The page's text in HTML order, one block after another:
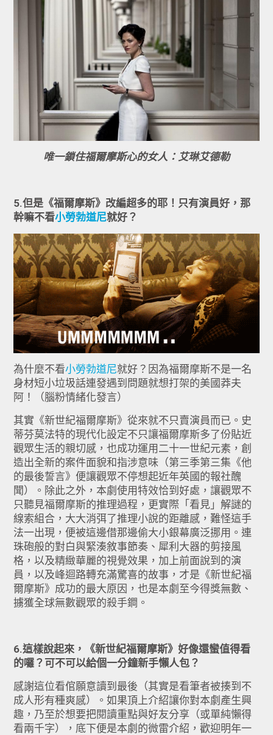
唯一鎖住福爾摩斯心的女人：艾琳艾德勒
5.但是《福爾摩斯》改編超多的耶！只有演員好，那
幹嘛不看小勞勃道尼就好？
為什麼不看小勞勃道尼就好？因為福爾摩斯不是一名
身材短小垃圾話連發遇到問題就想打架的美國莽夫
阿！（腦粉情緒化發言）
其實《新世紀福爾摩斯》從來就不只賣演員而已。史
蒂芬莫法特的現代化設定不只讓福爾摩斯多了份貼近
觀眾生活的親切感，也成功運用二十一世紀元素，創
造出全新的案件面貌和指涉意味（第三季第三集《他
的最後誓言》便讓觀眾不停想起近年英國的報社醜
聞）。除此之外，本劇使用特效恰到好處，讓觀眾不
只聽見福爾摩斯的推理過程，更實際「看見」解謎的
線索組合，大大消弭了推理小說的距離感，難怪這手
法一出現，便被這邊借那邊偷大小銀幕廣泛挪用。連
珠砲般的對白與緊湊敘事節奏、犀利大器的剪接風
格，以及精緻華麗的視覺效果，加上前面說到的演
員，以及峰迴路轉充滿驚喜的故事，才是《新世紀福
爾摩斯》成功的最大原因，也是本劇至今得獎無數、
擄獲全球無數觀眾的殺手鐧。
6.這樣說起來，《新世紀福爾摩斯》好像還蠻值得看
的囉？可不可以給個一分鐘新手懶人包？
感謝這位看倌願意讀到最後（其實是看筆者被揍到不
成人形有種爽感）。如果頂上介紹讓你對本劇產生興
趣，乃至於想要把閱讀重點與好友分享（或單純懶得
看兩千字），底下便是本劇的微雷介紹，歡迎明年一